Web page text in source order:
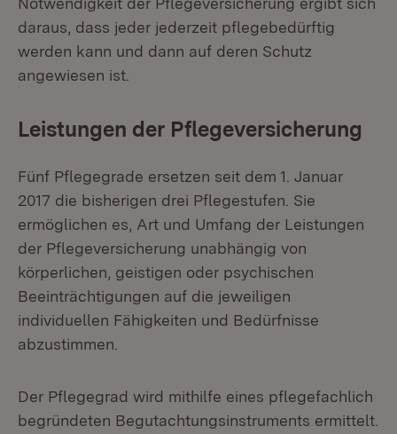
daraus, dass jeder jederzeit pflegebedürftig
werden kann und dann auf deren Schutz
angewiesen ist.
Leistungen der Pflegeversicherung
Fünf Pflegegrade ersetzen seit dem 1. Januar
2017 die bisherigen drei Pflegestufen. Sie
ermöglichen es, Art und Umfang der Leistungen
der Pflegeversicherung unabhängig von
körperlichen, geistigen oder psychischen
Beeinträchtigungen auf die jeweiligen
individuellen Fähigkeiten und Bedürfnisse
abzustimmen.
Der Pflegegrad wird mithilfe eines pflegefachlich
begründeten Begutachtungsinstruments ermittelt.